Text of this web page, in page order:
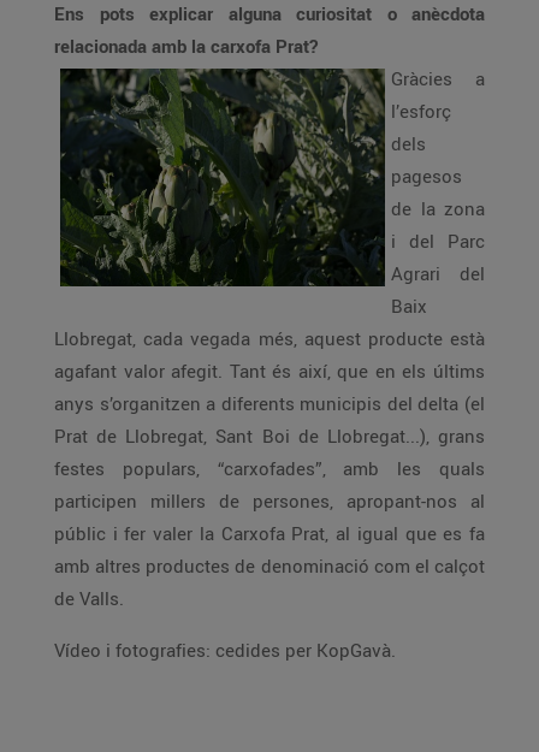
Ens pots explicar alguna curiositat o anècdota
relacionada amb la carxofa Prat?
Gràcies a
l’esforç
dels
pagesos
de la zona
i del Parc
Agrari del
Baix
Llobregat, cada vegada més, aquest producte està
agafant valor afegit. Tant és així, que en els últims
anys s’organitzen a diferents municipis del delta (el
Prat de Llobregat, Sant Boi de Llobregat...), grans
festes populars, “carxofades”, amb les quals
participen millers de persones, apropant-nos al
públic i fer valer la Carxofa Prat, al igual que es fa
amb altres productes de denominació com el calçot
de Valls.
Vídeo i fotografies: cedides per KopGavà.